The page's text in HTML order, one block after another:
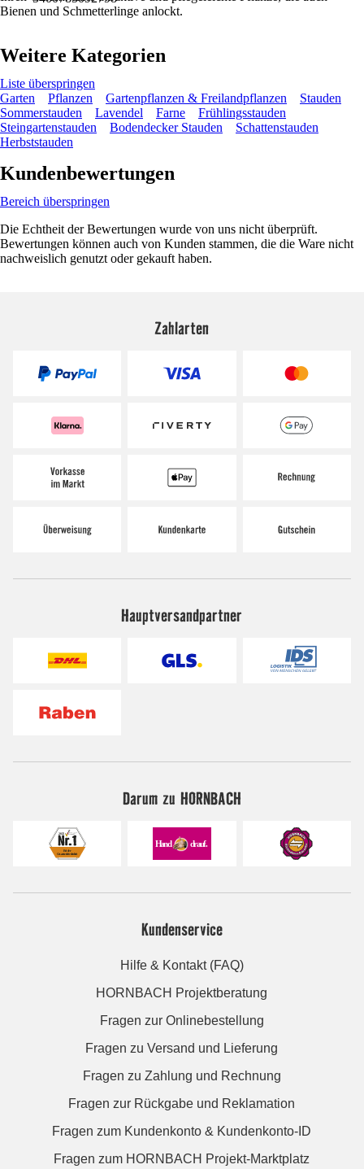
Bienen und Schmetterlinge anlockt.
Weitere Kategorien
Liste überspringen
Garten
Pflanzen Gartenpflanzen & Freilandpflanzen
Stauden
Sommerstauden
Lavendel Farne
Frühlingsstauden
Steingartenstauden
Bodendecker Stauden
Schattenstauden
Herbststauden
Kundenbewertungen
Bereich überspringen
Die Echtheit der Bewertungen wurde von uns nicht überprüft.
Bewertungen können auch von Kunden stammen, die die Ware nicht
nachweislich genutzt oder gekauft haben.
Zahlarten
Hauptversandpartner
Darum zu HORNBACH
Kundenservice
Hilfe & Kontakt (FAQ)
HORNBACH Projektberatung
Fragen zur Onlinebestellung
Fragen zu Versand und Lieferung
Fragen zu Zahlung und Rechnung
Fragen zur Rückgabe und Reklamation
Fragen zum Kundenkonto & Kundenkonto-ID
Fragen zum HORNBACH Projekt-Marktplatz